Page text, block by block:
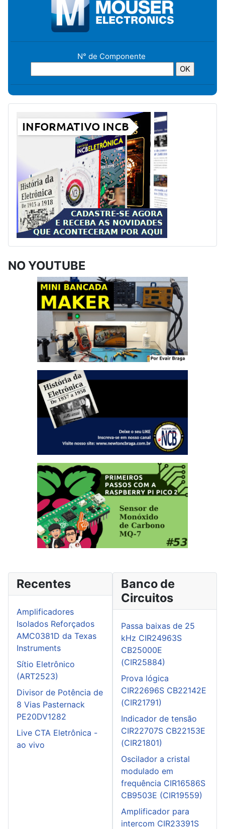
N° de Componente
NO YOUTUBE
Recentes
Amplificadores
Isolados Reforçados
AMC0381D da Texas
Instruments
Sítio Eletrônico
(ART2523)
Divisor de Potência de
8 Vias Pasternack
PE20DV1282
Live CTA Eletrônica -
ao vivo
Banco de
Circuitos
Passa baixas de 25
kHz CIR24963S
CB25000E
(CIR25884)
Prova lógica
CIR22696S CB22142E
(CIR21791)
Indicador de tensão
CIR22707S CB22153E
(CIR21801)
Oscilador a cristal
modulado em
frequência CIR16586S
CB9503E (CIR19559)
Amplificador para
intercom CIR23391S